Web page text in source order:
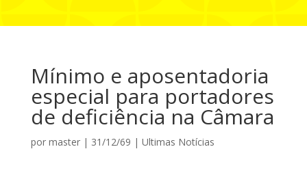
Mínimo e aposentadoria
especial para portadores
de deficiência na Câmara
por master| 31/12/69 | Ultimas Notícias